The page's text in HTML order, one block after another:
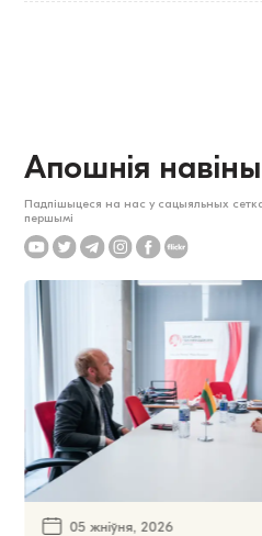
Апошнія навіны
Падпішыцеся на нас у сацыяльных
першымі
05 жніўня, 2026